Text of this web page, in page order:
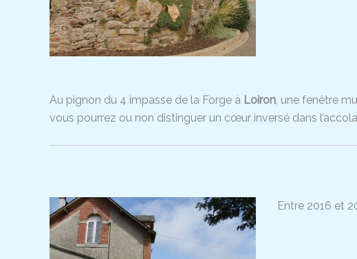
Au pignon du 4 impasse de la Forge à Loiron, une fenêtre
vous pourrez ou non distinguer un cœur inversé dans
Entre 2016 et